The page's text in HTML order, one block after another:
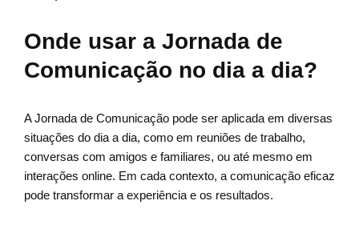
Onde usar a Jornada de
Comunicação no dia a dia?
A Jornada de Comunicação pode ser aplicada em diversas
situações do dia a dia, como em reuniões de trabalho,
conversas com amigos e familiares, ou até mesmo em
interações online. Em cada contexto, a comunicação eficaz
pode transformar a experiência e os resultados.